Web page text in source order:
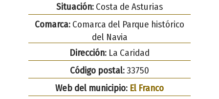
Situación: Costa de Asturias
Comarca: Comarca del Parque histórico
del Navia
Dirección: La Caridad
Código postal:33750
Web del municipio: El Franco